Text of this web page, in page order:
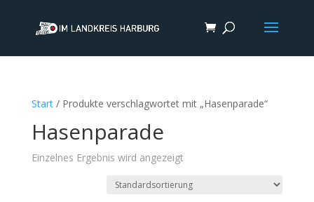
Start/ Produkte verschlagwortet mit „Hasenparade“
Hasenparade
Einzelnes Ergebnis wird angezeigt